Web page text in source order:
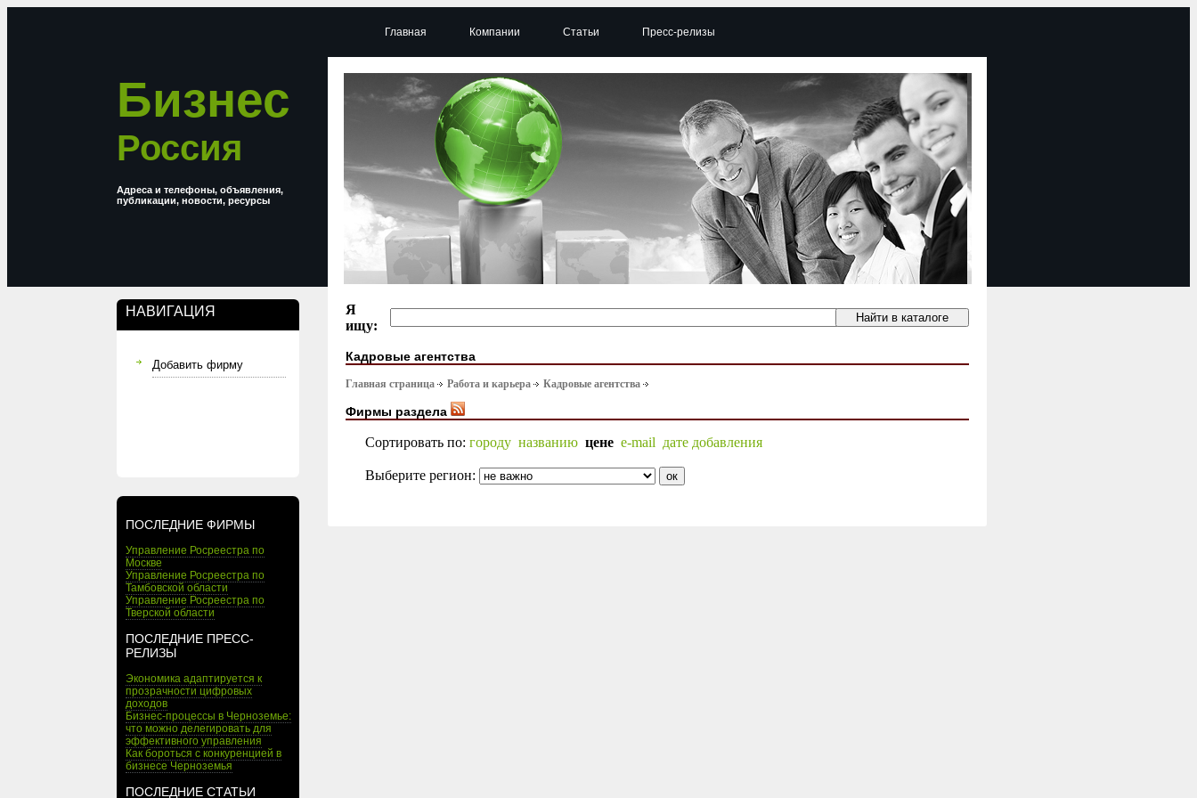
Бизнес
Россия
Адреса и телефоны, объявления,
публикации, новости, ресурсы
НАВИГАЦИЯ
Добавить фирму
ПОСЛЕДНИЕ ФИРМЫ
Управление Росреестра по
Москве
Управление Росреестра по
Тамбовской области
Управление Росреестра по
Тверской области
ПОСЛЕДНИЕ ПРЕСС-
РЕЛИЗЫ
Экономика адаптируется к
прозрачности цифровых
доходов
Бизнес-процессы в Черноземье:
что можно делегировать для
эффективного управления
Как бороться с конкуренцией в
бизнесе Черноземья
ПОСЛЕДНИЕ СТАТЬИ
Главная Компании Статьи Пресс-релизы
Я
ищу:
Кадровые агентства
Главная страница Работа и карьера Кадровые агентства
Фирмы раздела
Сортировать по: городу названию цене e-mail дате добавления
Выберите регион: